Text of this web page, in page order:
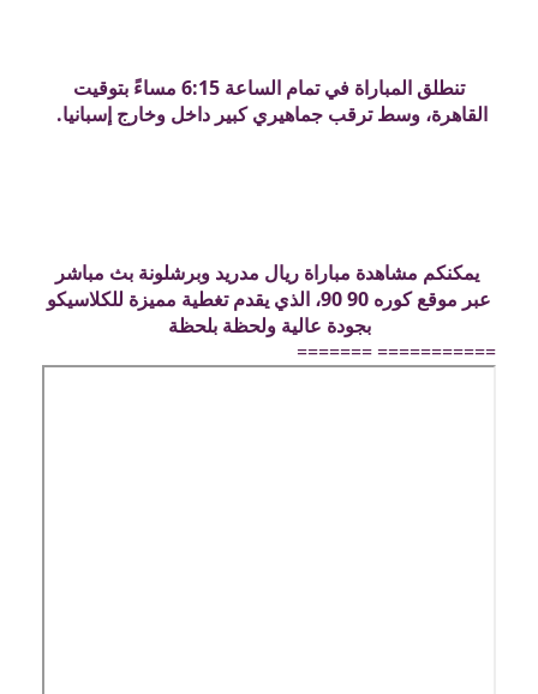
تنطلق المباراة في تمام الساعة 6:15 مساءً بتوقيت
القاهرة، وسط ترقب جماهيري كبير داخل وخارج إسبانيا.
يمكنكم مشاهدة مباراة ريال مدريد وبرشلونة بث مباشر
عبر موقع كوره 90 90، الذي يقدم تغطية مميزة للكلاسيكو
بجودة عالية ولحظة بلحظة
=========== =======